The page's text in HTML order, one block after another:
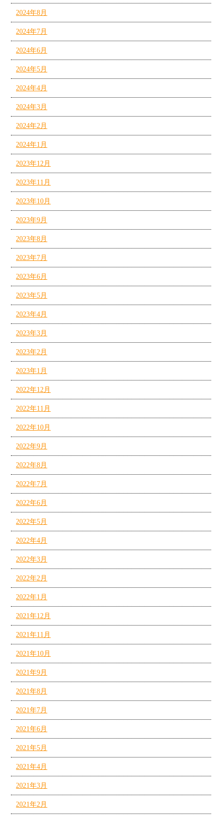
2024年8月
2024年7月
2024年6月
2024年5月
2024年4月
2024年3月
2024年2月
2024年1月
2023年12月
2023年11月
2023年10月
2023年9月
2023年8月
2023年7月
2023年6月
2023年5月
2023年4月
2023年3月
2023年2月
2023年1月
2022年12月
2022年11月
2022年10月
2022年9月
2022年8月
2022年7月
2022年6月
2022年5月
2022年4月
2022年3月
2022年2月
2022年1月
2021年12月
2021年11月
2021年10月
2021年9月
2021年8月
2021年7月
2021年6月
2021年5月
2021年4月
2021年3月
2021年2月